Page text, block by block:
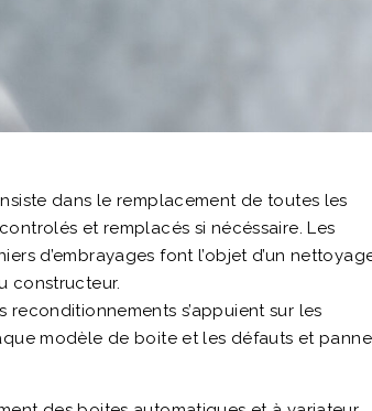
dans le remplacement de toutes les
et remplacés si nécéssaire. Les
d’embrayages font l’objet d’un
constructeur.
s’appuient sur les
modèle de boite et les défauts et